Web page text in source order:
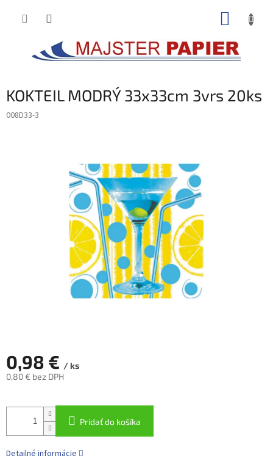
KOKTEIL MODRÝ 33x33cm 3vrs 20ks
008D33-3
0,98 € / ks
0,80 € bez DPH
cena:
Pridať do košíka
Detailné informácie